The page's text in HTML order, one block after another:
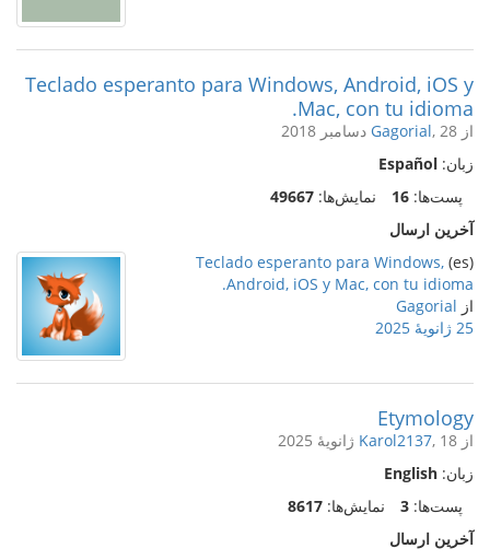
Teclado esperanto para Windows, Android, iOS y
Mac, con tu idioma.
از Gagorial, 28 دسامبر 2018
زبان: Español
پست‌ها: 16 نمایش‌ها: 49667
آخرین ارسال
(es)
Teclado esperanto para Windows,
Android, iOS y Mac, con tu idioma.
از Gagorial
25 ژانویهٔ 2025
Etymology
از Karol2137, 18 ژانویهٔ 2025
زبان: English
پست‌ها: 3 نمایش‌ها: 8617
آخرین ارسال